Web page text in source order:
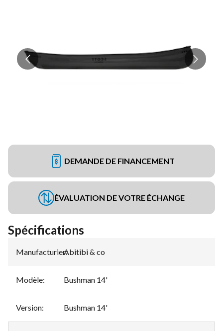
DEMANDE DE FINANCEMENT
ÉVALUATION DE VOTRE ÉCHANGE
Spécifications
Manufacturier:
Abitibi & co
Modèle: Bushman 14'
Version: Bushman 14'